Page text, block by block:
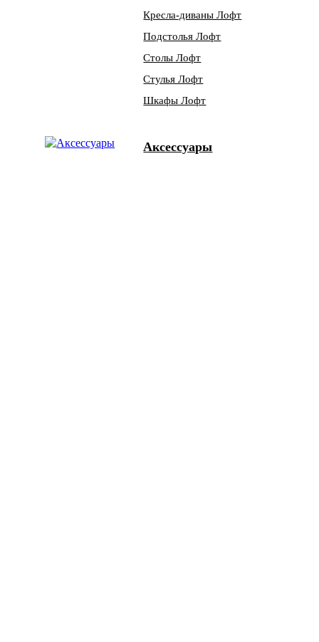
Кресла-диваны Лофт
Подстолья Лофт
Столы Лофт
Стулья Лофт
Шкафы Лофт
Аксессуары